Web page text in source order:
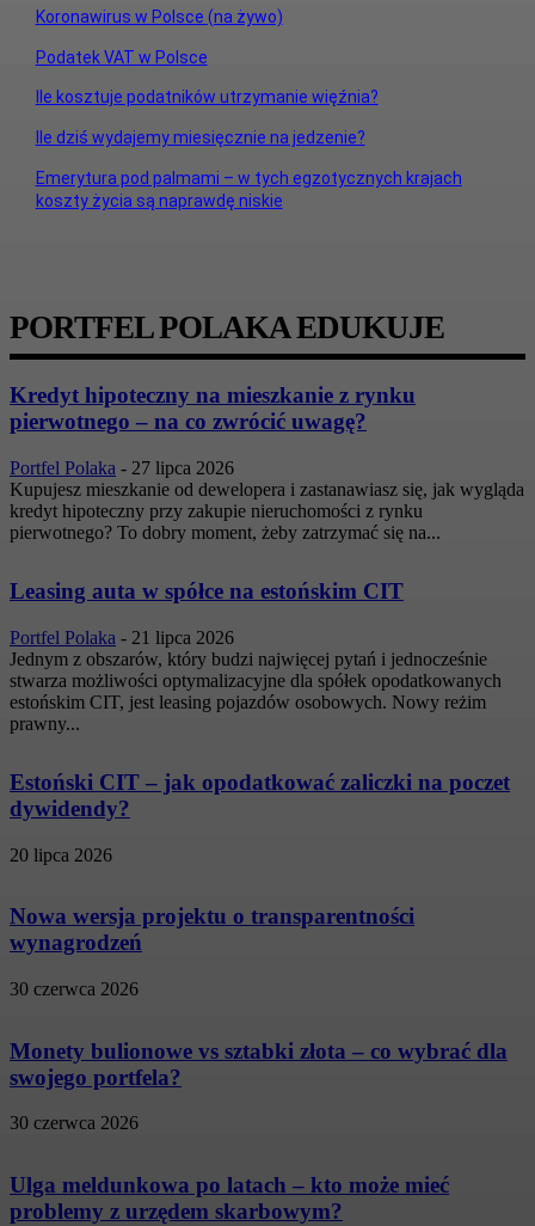
Koronawirus w Polsce (na żywo)
Podatek VAT w Polsce
Ile kosztuje podatników utrzymanie więźnia?
Ile dziś wydajemy miesięcznie na jedzenie?
Emerytura pod palmami – w tych egzotycznych krajach
koszty życia są naprawdę niskie
PORTFEL POLAKA EDUKUJE
Kredyt hipoteczny na mieszkanie z rynku
pierwotnego – na co zwrócić uwagę?
Portfel Polaka - 27 lipca 2026
Kupujesz mieszkanie od dewelopera i zastanawiasz się, jak wygląda
kredyt hipoteczny przy zakupie nieruchomości z rynku
pierwotnego? To dobry moment, żeby zatrzymać się na...
Leasing auta w spółce na estońskim CIT
Portfel Polaka - 21 lipca 2026
Jednym z obszarów, który budzi najwięcej pytań i jednocześnie
stwarza możliwości optymalizacyjne dla spółek opodatkowanych
estońskim CIT, jest leasing pojazdów osobowych. Nowy reżim
prawny...
Estoński CIT – jak opodatkować zaliczki na poczet
dywidendy?
20 lipca 2026
Nowa wersja projektu o transparentności
wynagrodzeń
30 czerwca 2026
Monety bulionowe vs sztabki złota – co wybrać dla
swojego portfela?
30 czerwca 2026
Ulga meldunkowa po latach – kto może mieć
problemy z urzędem skarbowym?